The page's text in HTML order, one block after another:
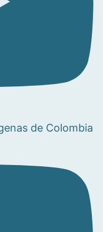
de Colombia